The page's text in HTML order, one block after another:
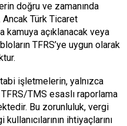
doğru ve zamanında
Türk Ticaret
kamuya açıklanacak veya
TFRS’ye uygun olarak
işletmelerin, yalnızca
TMS esaslı raporlama
Bu zorunluluk, vergi
ihtiyaçlarını